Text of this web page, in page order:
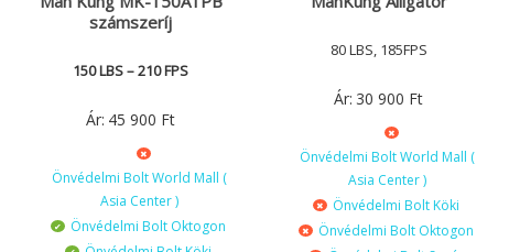
számszeríj
150 LBS – 210 FPS
Ár: 45 900 Ft
Önvédelmi Bolt World Mall (
Asia Center )
Önvédelmi Bolt Oktogon
80 LBS, 185FPS
Ár: 30 900 Ft
Önvédelmi Bolt World Mall (
Asia Center )
Önvédelmi Bolt Köki
Önvédelmi Bolt Oktogon